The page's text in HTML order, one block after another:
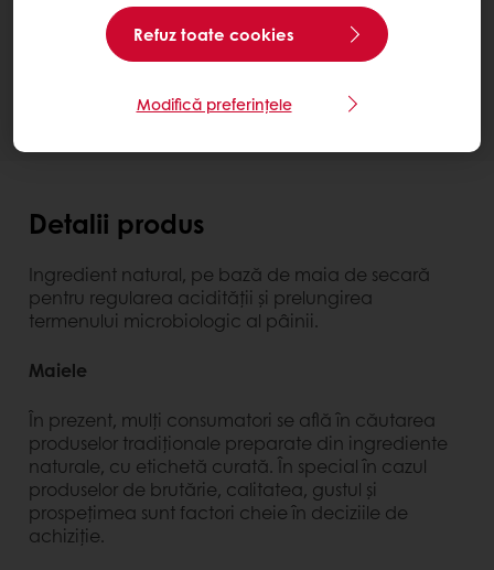
Contactează-ne
Ai nevoie de mai multe informații? Suntem bucuroși
Detalii produs
Ingredient natural, pe bază de maia de secară
pentru regularea acidității și prelungirea
termenului microbiologic al pâinii.
Maiele
În prezent, mulți consumatori se află în căutarea
produselor tradiționale preparate din ingrediente
naturale, cu etichetă curată. În special în cazul
produselor de brutărie, calitatea, gustul și
prospețimea sunt factori cheie în deciziile de
achiziție.
Refuz toate cookies
Modifică preferințele